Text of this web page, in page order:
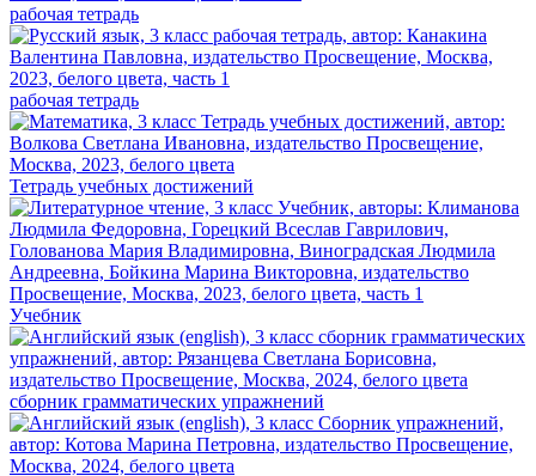
рабочая тетрадь
рабочая тетрадь
Тетрадь учебных достижений
Учебник
сборник грамматических упражнений